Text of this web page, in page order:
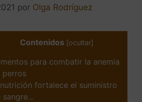
por Olga Rodríguez
Contenidos [ocultar]
para combatir la anemia
perros
fortalece el suministro
sangre…